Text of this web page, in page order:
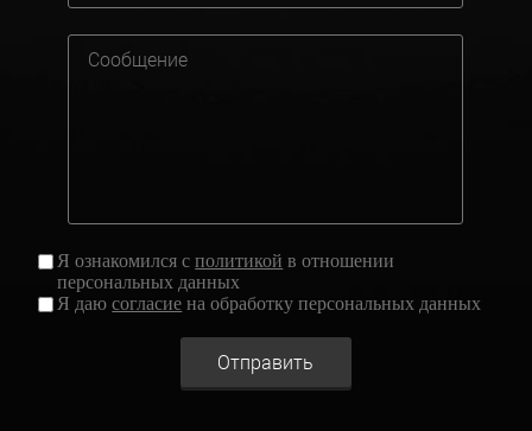
Я ознакомился сполитикой в отношении
персональных данных
Я даюсогласие на обработку персональных данных
Отправить